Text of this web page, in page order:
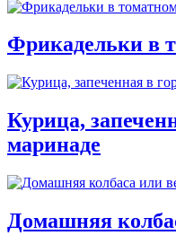
Фрикадельки в
Курица,
маринаде
Домашняя